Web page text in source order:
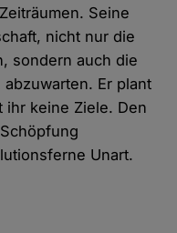
Seine
nicht nur die
sondern auch die
Er plant
ihr keine Ziele. Den
Unart.